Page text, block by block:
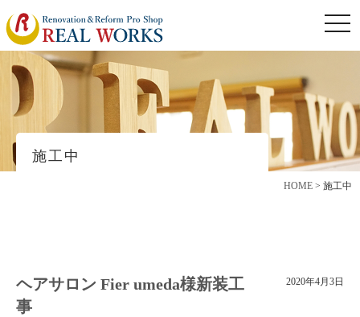
施工中
HOME > 施工中
ヘアサロン Fier umeda様新装工
事
2020年4月3日